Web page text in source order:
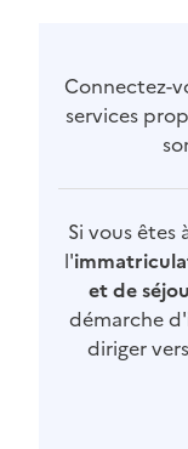
Connectez-
services
Si vous
l'
et de
démarche
diriger